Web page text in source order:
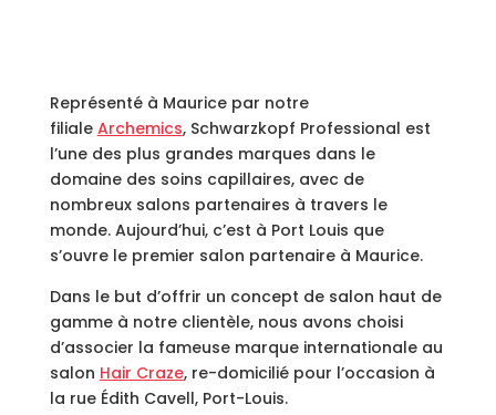
Représenté à Maurice par notre
filiale Archemics, Schwarzkopf Professional est
l’une des plus grandes marques dans le
domaine des soins capillaires, avec de
nombreux salons partenaires à travers le
monde. Aujourd’hui, c’est à Port Louis que
s’ouvre le premier salon partenaire à Maurice.
Dans le but d’offrir un concept de salon haut de
gamme à notre clientèle, nous avons choisi
d’associer la fameuse marque internationale au
salon Hair Craze, re-domicilié pour l’occasion à
la rue Édith Cavell, Port-Louis.